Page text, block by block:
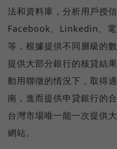
法和資料庫，分析用戶授
Facebook、Linkedin、
等，根據提供不同層級的
提供大部分銀行的核貸結
動用聯徵的情況下，取得
南，進而提供申貸銀行的
台灣市場唯一能一次提供
網站。